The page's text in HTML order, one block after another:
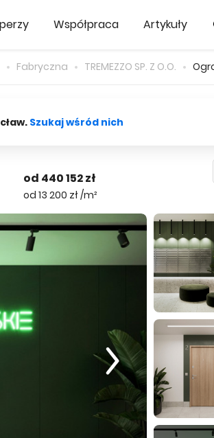
Współpraca Artykuły
Fabryczna TREMEZZO SP. Z O.O.
Szukaj wśród nich
od 440 152 zł
od 13 200 zł /m²